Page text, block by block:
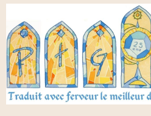
Aller
contenu
principal